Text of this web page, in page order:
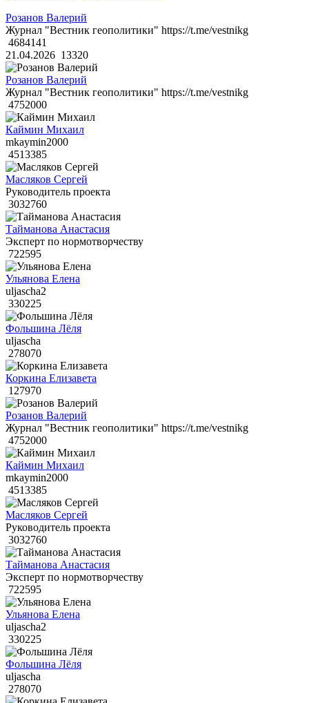
Розанов Валерий
Журнал "Вестник геополитики" https://t.me/vestnikg
4684141
21.04.2026 13320
Розанов Валерий
Журнал "Вестник геополитики" https://t.me/vestnikg
4752000
Каймин Михаил
mkaymin2000
4513385
Масляков Сергей
Руководитель проекта
3032760
Тайманова Анастасия
Эксперт по нормотворчеству
722595
Ульянова Елена
uljascha2
330225
Фольшина Лёля
uljascha
278070
Коркина Елизавета
127970
Розанов Валерий
Журнал "Вестник геополитики" https://t.me/vestnikg
4752000
Каймин Михаил
mkaymin2000
4513385
Масляков Сергей
Руководитель проекта
3032760
Тайманова Анастасия
Эксперт по нормотворчеству
722595
Ульянова Елена
uljascha2
330225
Фольшина Лёля
uljascha
278070